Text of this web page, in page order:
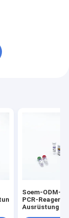
Soem-ODM-
PCR-Reagens-
Ausrüstung